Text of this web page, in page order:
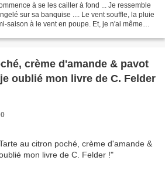
à se les cailler à fond ... Je ressemble
sur sa banquise .... Le vent souffle, la pluie
saison à le vent en poupe. Et, je n'ai même
crème d'amande & pavot
oublié mon livre de C. Felder